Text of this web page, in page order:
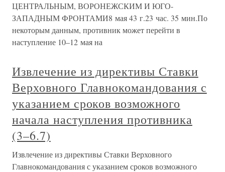
ЦЕНТРАЛЬНЫМ, ВОРОНЕЖСКИМ И ЮГО-
ЗАПАДНЫМ ФРОНТАМИ8 мая 43 г.23 час. 35 мин.По
некоторым данным, противник может перейти в
наступление 10–12 мая на
Извлечение из директивы Ставки
Верховного Главнокомандования с
указанием сроков возможного
начала наступления противника
(3–6.7)
Извлечение из директивы Ставки Верховного
Главнокомандования с указанием сроков возможного